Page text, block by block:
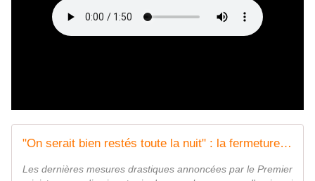
"On serait bien restés toute la nuit" : la fermeture des restaurants et bars difficile à accepter pour certains clients
Les dernières mesures drastiques annoncées par le Premier